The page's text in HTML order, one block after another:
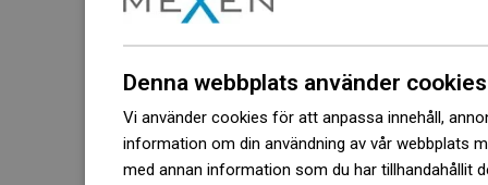
Denna webbplats använder cookies
Vi använder cookies för att anpassa innehåll,
information om din användning av vår webbplats
med annan information som du har tillhandahållit